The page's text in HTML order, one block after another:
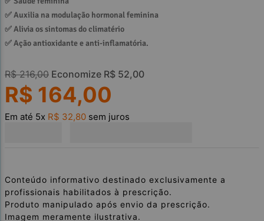
✅ Auxilia na modulação hormonal feminina
✅ Alivia os sintomas do climatério
✅ Ação antioxidante e anti-inflamatória.
R$ 216,00 Economize R$ 52,00
R$ 164,00
Em até 5x R$ 32,80 sem juros
Conteúdo informativo destinado exclusivamente a
profissionais habilitados à prescrição.
Produto manipulado após envio da prescrição.
Imagem meramente ilustrativa.